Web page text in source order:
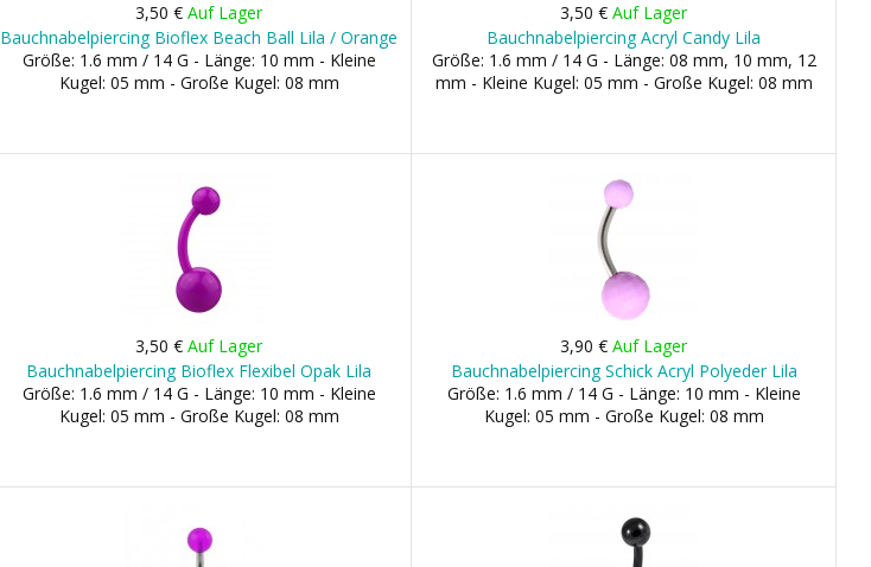
3,50 €Auf Lager
Bauchnabelpiercing Bioflex Beach Ball Lila / Orange
Größe: 1.6 mm / 14 G - Länge: 10 mm - Kleine
Kugel: 05 mm - Große Kugel: 08 mm
3,50 €Auf Lager
Bauchnabelpiercing Acryl Candy Lila
Größe: 1.6 mm / 14 G - Länge: 08 mm, 10 mm, 12
mm - Kleine Kugel: 05 mm - Große Kugel: 08 mm
3,50 €Auf Lager
Bauchnabelpiercing Bioflex Flexibel Opak Lila
Größe: 1.6 mm / 14 G - Länge: 10 mm - Kleine
Kugel: 05 mm - Große Kugel: 08 mm
3,90 €Auf Lager
Bauchnabelpiercing Schick Acryl Polyeder Lila
Größe: 1.6 mm / 14 G - Länge: 10 mm - Kleine
Kugel: 05 mm - Große Kugel: 08 mm